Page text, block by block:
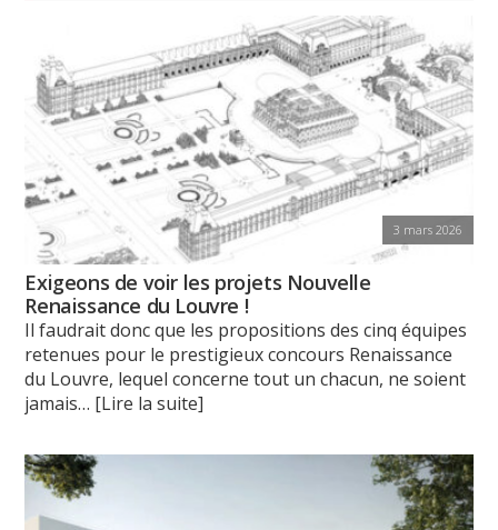
3 mars 2026
Exigeons de voir les projets Nouvelle
Renaissance du Louvre !
Il faudrait donc que les propositions des cinq équipes
retenues pour le prestigieux concours Renaissance
du Louvre, lequel concerne tout un chacun, ne soient
jamais… [Lire la suite]